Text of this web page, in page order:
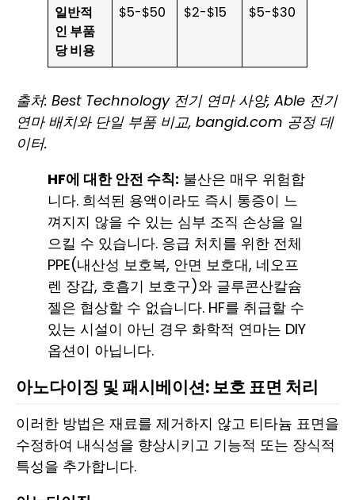
일반적
인 부품
당 비용
$5-$50 $2-$15 $5-$30
출처: Best Technology 전기 연마 사양, Able 전기
연마 배치와 단일 부품 비교, bangid.com 공정 데
이터.
HF에 대한 안전 수칙: 불산은 매우 위험합
니다. 희석된 용액이라도 즉시 통증이 느
껴지지 않을 수 있는 심부 조직 손상을 일
으킬 수 있습니다. 응급 처치를 위한 전체
PPE(내산성 보호복, 안면 보호대, 네오프
렌 장갑, 호흡기 보호구)와 글루콘산칼슘
젤은 협상할 수 없습니다. HF를 취급할 수
있는 시설이 아닌 경우 화학적 연마는 DIY
옵션이 아닙니다.
아노다이징 및 패시베이션: 보호 표면 처리
이러한 방법은 재료를 제거하지 않고 티타늄 표면을
수정하여 내식성을 향상시키고 기능적 또는 장식적
특성을 추가합니다.